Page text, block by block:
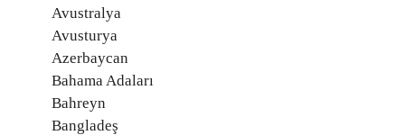
Avustralya
Avusturya
Azerbaycan
Bahama Adaları
Bahreyn
Bangladeş